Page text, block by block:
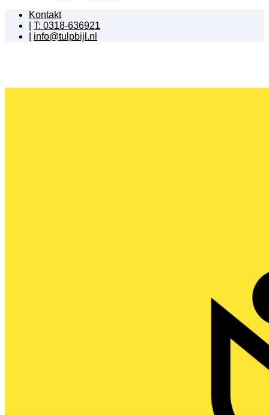
Kontakt
T: 0318-636921
info@tulpbijl.nl